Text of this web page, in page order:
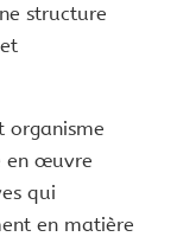
structure
en œuvre
qui
en matière